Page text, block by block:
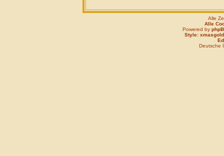
Alle
Alle
Powered by
Style: xmasgold
Deutsche